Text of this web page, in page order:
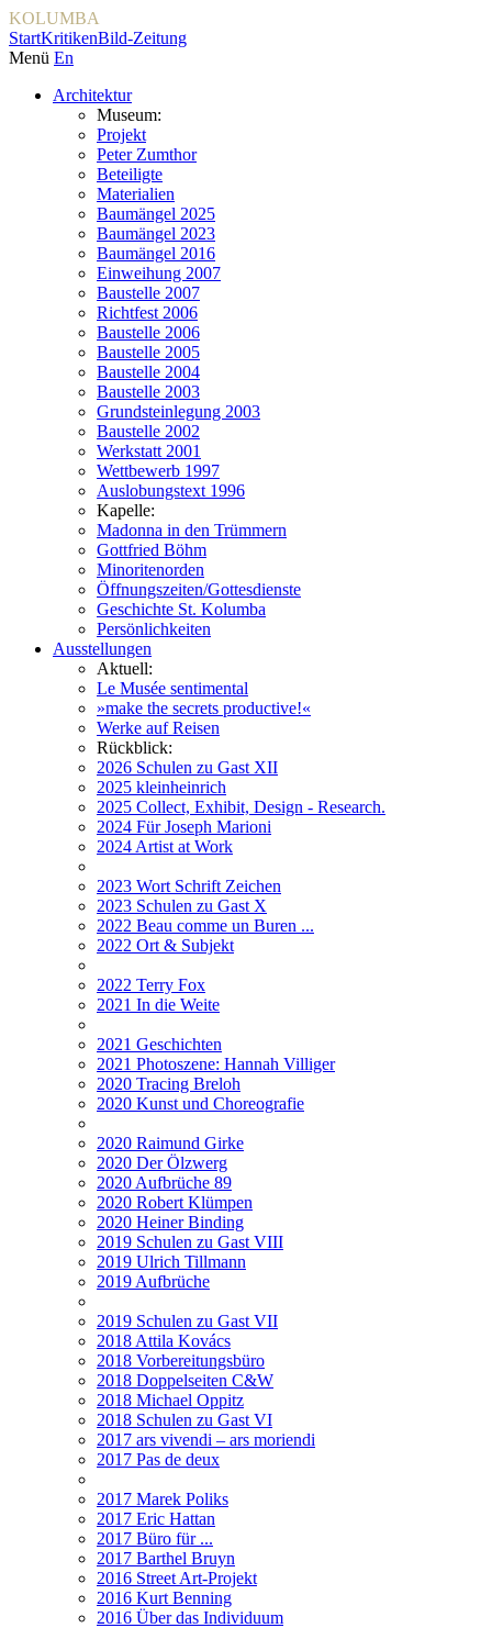
KOLUMBA
StartKritikenBild-Zeitung
Menü En
Architektur
Museum:
Projekt
Peter Zumthor
Beteiligte
Materialien
Baumängel 2025
Baumängel 2023
Baumängel 2016
Einweihung 2007
Baustelle 2007
Richtfest 2006
Baustelle 2006
Baustelle 2005
Baustelle 2004
Baustelle 2003
Grundsteinlegung 2003
Baustelle 2002
Werkstatt 2001
Wettbewerb 1997
Auslobungstext 1996
Kapelle:
Madonna in den Trümmern
Gottfried Böhm
Minoritenorden
Öffnungszeiten/Gottesdienste
Geschichte St. Kolumba
Persönlichkeiten
Ausstellungen
Aktuell:
Le Musée sentimental
»make the secrets productive!«
Werke auf Reisen
Rückblick:
2026 Schulen zu Gast XII
2025 kleinheinrich
2025 Collect, Exhibit, Design - Research.
2024 Für Joseph Marioni
2024 Artist at Work
2023 Wort Schrift Zeichen
2023 Schulen zu Gast X
2022 Beau comme un Buren ...
2022 Ort & Subjekt
2022 Terry Fox
2021 In die Weite
2021 Geschichten
2021 Photoszene: Hannah Villiger
2020 Tracing Breloh
2020 Kunst und Choreografie
2020 Raimund Girke
2020 Der Ölzwerg
2020 Aufbrüche 89
2020 Robert Klümpen
2020 Heiner Binding
2019 Schulen zu Gast VIII
2019 Ulrich Tillmann
2019 Aufbrüche
2019 Schulen zu Gast VII
2018 Attila Kovács
2018 Vorbereitungsbüro
2018 Doppelseiten C&W
2018 Michael Oppitz
2018 Schulen zu Gast VI
2017 ars vivendi – ars moriendi
2017 Pas de deux
2017 Marek Poliks
2017 Eric Hattan
2017 Büro für ...
2017 Barthel Bruyn
2016 Street Art-Projekt
2016 Kurt Benning
2016 Über das Individuum